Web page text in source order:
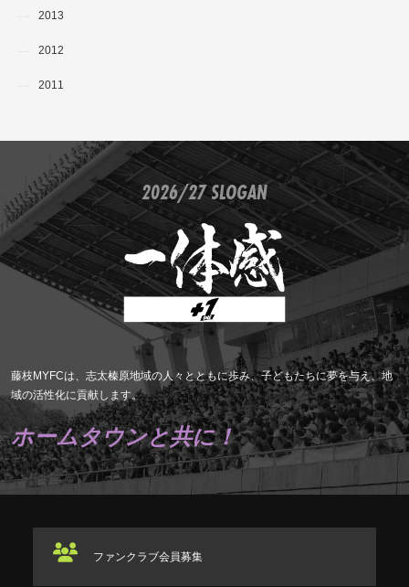
2013
2012
2011
2026/27 SLOGAN
藤枝MYFCは、志太榛原地域の人々とともに歩み、子どもたちに夢を与え、地
域の活性化に貢献します。
ホームタウンと共に！
ファンクラブ会員募集